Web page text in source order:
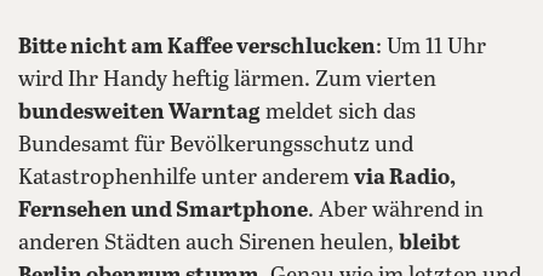
Bitte nicht am Kaffee verschlucken: Um 11 Uhr
wird Ihr Handy heftig lärmen. Zum vierten
bundesweiten Warntag meldet sich das
Bundesamt für Bevölkerungsschutz und
Katastrophenhilfe unter anderem via Radio,
Fernsehen und Smartphone. Aber während in
anderen Städten auch Sirenen heulen, bleibt